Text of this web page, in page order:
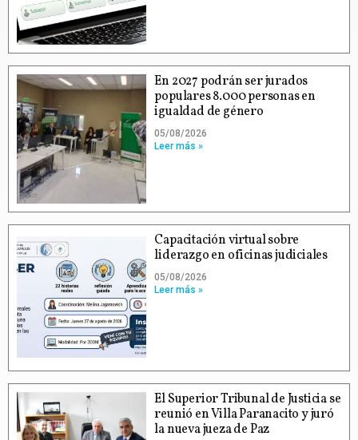
En 2027 podrán ser jurados
populares 8.000 personas en
igualdad de género
05/08/2026
Leer más »
Capacitación virtual sobre
liderazgo en oficinas judiciales
05/08/2026
Leer más »
El Superior Tribunal de Justicia se
reunió en Villa Paranacito y juró
la nueva jueza de Paz